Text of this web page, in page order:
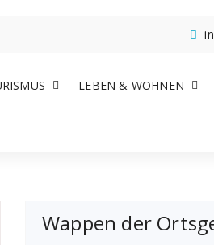
LEBEN & WOHNEN
Wappen der